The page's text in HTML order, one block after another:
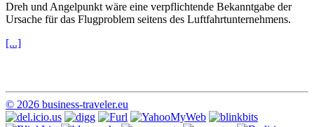
Dreh und Angelpunkt wäre eine verpflichtende Bekanntgabe der
Ursache für das Flugproblem seitens des Luftfahrtunternehmens.
[...]
© 2026 business-traveler.eu